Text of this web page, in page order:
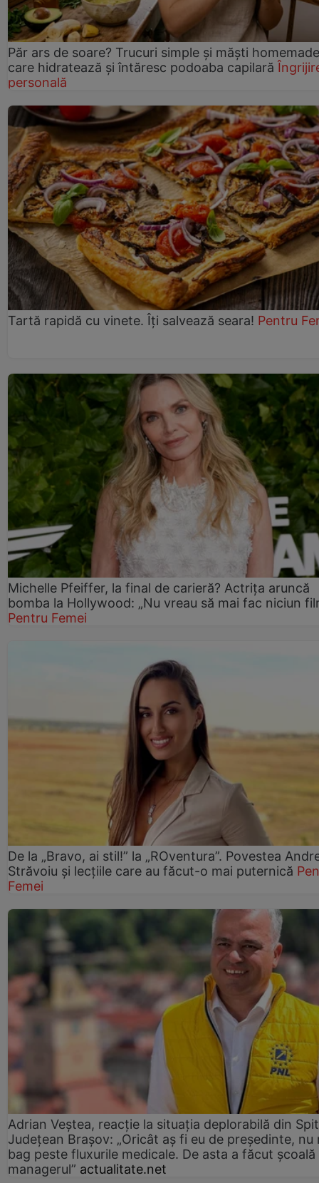
Păr ars de soare? Trucuri simple și măști homemade
care hidratează și întăresc podoaba capilară
personală
Tartă rapidă cu vinete. Îți salvează seara! Pentru
Michelle Pfeiffer, la final de carieră? Actrița aruncă
bomba la Hollywood: „Nu vreau să mai fac niciun
Pentru Femei
De la „Bravo, ai stil!” la „ROventura”. Povestea
Străvoiu și lecțiile care au făcut-o mai puternică
Femei
Adrian Veștea, reacție la situația deplorabilă din
Județean Brașov: „Oricât aș fi eu de președinte, nu
bag peste fluxurile medicale. De asta a făcut școală
managerul” actualitate.net